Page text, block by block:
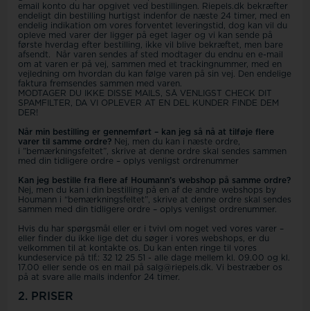
email konto du har opgivet ved bestillingen. Riepels.dk bekræfter
endeligt din bestilling hurtigst indenfor de næste 24 timer, med en
endelig indikation om vores forventet leveringstid, dog kan vil du
opleve med varer der ligger på eget lager og vi kan sende på
første hverdag efter bestilling, ikke vil blive bekræftet, men bare
afsendt. Når varen sendes af sted modtager du endnu en e-mail
om at varen er på vej, sammen med et trackingnummer, med en
vejledning om hvordan du kan følge varen på sin vej. Den endelige
faktura fremsendes sammen med varen.
MODTAGER DU IKKE DISSE MAILS, SÅ VENLIGST CHECK DIT
SPAMFILTER, DA VI OPLEVER AT EN DEL KUNDER FINDE DEM
DER!
Når min bestilling er gennemført – kan jeg så nå at tilføje flere
varer til samme ordre? Nej, men du kan i næste ordre,
i ”bemærkningsfeltet”, skrive at denne ordre skal sendes sammen
med din tidligere ordre – oplys venligst ordrenummer
Kan jeg bestille fra flere af Houmann’s webshop på samme ordre?
Nej, men du kan i din bestilling på en af de andre webshops by
Houmann i “bemærkningsfeltet”, skrive at denne ordre skal sendes
sammen med din tidligere ordre – oplys venligst ordrenummer.
Hvis du har spørgsmål eller er i tvivl om noget ved vores varer –
eller finder du ikke lige det du søger i vores webshops, er du
velkommen til at kontakte os. Du kan enten ringe til vores
kundeservice på tlf.: 32 12 25 51 - alle dage mellem kl. 09.00 og kl.
17.00 eller sende os en mail på salg@riepels.dk. Vi bestræber os
på at svare alle mails indenfor 24 timer.
2. PRISER